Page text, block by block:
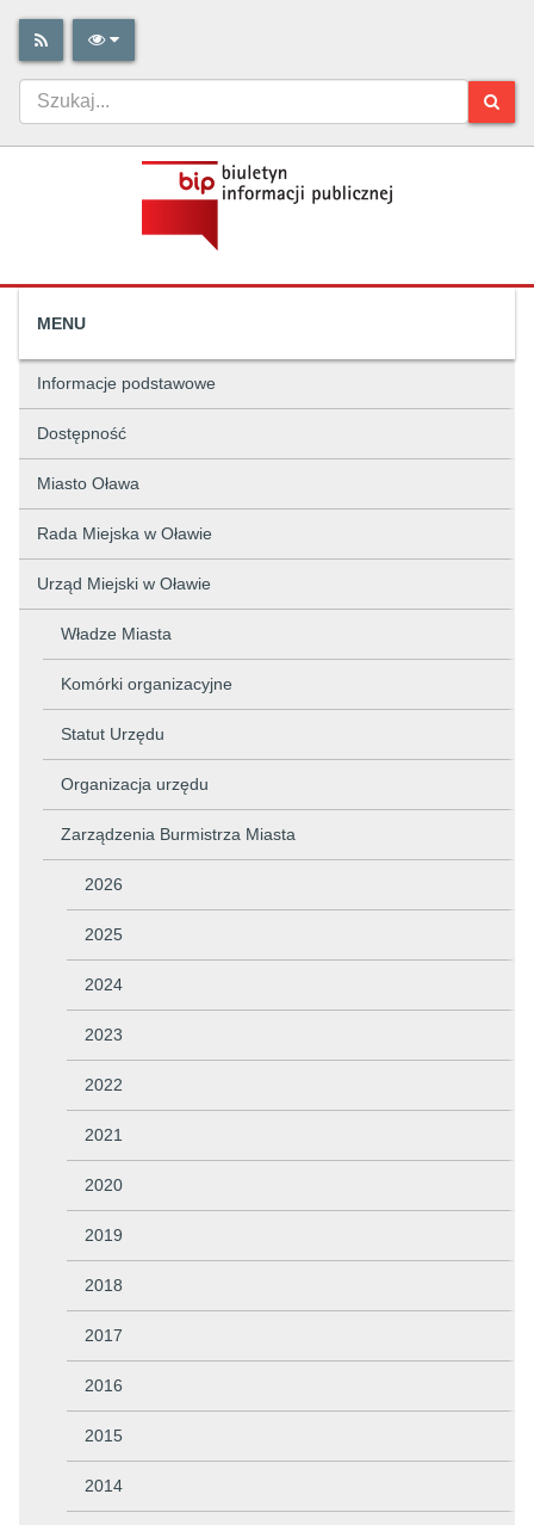
MENU
Informacje podstawowe
Dostępność
Miasto Oława
Rada Miejska w Oławie
Urząd Miejski w Oławie
Władze Miasta
Komórki organizacyjne
Statut Urzędu
Organizacja urzędu
Zarządzenia Burmistrza Miasta
2026
2025
2024
2023
2022
2021
2020
2019
2018
2017
2016
2015
2014